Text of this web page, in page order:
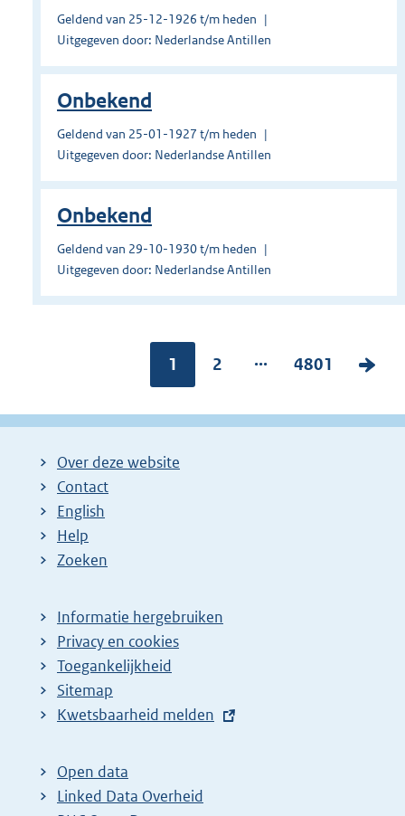
Geldend van 25-12-1926 t/m heden
Uitgegeven door: Nederlandse Antillen
Onbekend
Geldend van 25-01-1927 t/m heden
Uitgegeven door: Nederlandse Antillen
Onbekend
Geldend van 29-10-1930 t/m heden
Uitgegeven door: Nederlandse Antillen
Pagina:
1
P
g
2 ...
P
g
4801
V
l
Over deze website
Contact
English
Help
Zoeken
Informatie hergebruiken
Privacy en cookies
Toegankelijkheid
Sitemap
E
t
e
Kwetsbaarheid melden
Open data
Linked Data Overheid